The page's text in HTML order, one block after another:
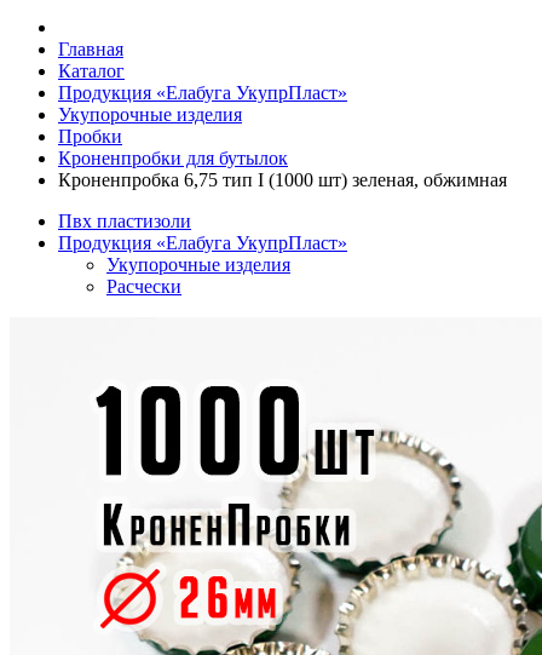
Главная
Каталог
Продукция «Елабуга УкупрПласт»
Укупорочные изделия
Пробки
Кроненпробки для бутылок
Кроненпробка 6,75 тип I (1000 шт) зеленая, обжимная
Пвх пластизоли
Продукция «Елабуга УкупрПласт»
Укупорочные изделия
Расчески